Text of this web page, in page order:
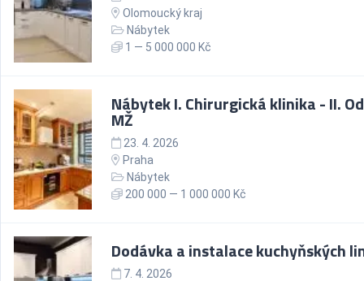
Olomoucký kraj
Nábytek
1 — 5 000 000 Kč
Nábytek I. Chirurgická klinika - II.
MŽ
23. 4. 2026
Praha
Nábytek
200 000 — 1 000 000 Kč
Dodávka a instalace kuchyňských
7. 4. 2026